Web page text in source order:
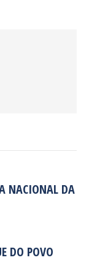
NACIONAL DA
DO POVO